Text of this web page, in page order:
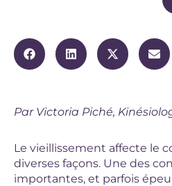
Par Victoria Piché,
Le vieillissement affecte le
diverses façons. Une des
importantes, et parfois